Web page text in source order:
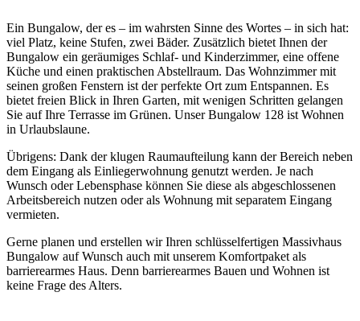
Ein Bungalow, der es – im wahrsten Sinne des Wortes – in sich hat:
viel Platz, keine Stufen, zwei Bäder. Zusätzlich bietet Ihnen der
Bungalow ein geräumiges Schlaf- und Kinderzimmer, eine offene
Küche und einen praktischen Abstellraum. Das Wohnzimmer mit
seinen großen Fenstern ist der perfekte Ort zum Entspannen. Es
bietet freien Blick in Ihren Garten, mit wenigen Schritten gelangen
Sie auf Ihre Terrasse im Grünen. Unser Bungalow 128 ist Wohnen
in Urlaubslaune.
Übrigens: Dank der klugen Raumaufteilung kann der Bereich neben
dem Eingang als Einliegerwohnung genutzt werden. Je nach
Wunsch oder Lebensphase können Sie diese als abgeschlossenen
Arbeitsbereich nutzen oder als Wohnung mit separatem Eingang
vermieten.
Gerne planen und erstellen wir Ihren schlüsselfertigen Massivhaus
Bungalow auf Wunsch auch mit unserem Komfortpaket als
barrierearmes Haus. Denn barrierearmes Bauen und Wohnen ist
keine Frage des Alters.